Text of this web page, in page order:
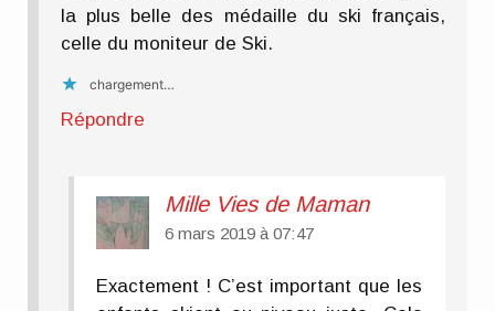
la plus belle des médaille du ski français,
celle du moniteur de Ski.
chargement…
Répondre
Mille Vies de Maman
6 mars 2019 à 07:47
Exactement ! C’est important que les